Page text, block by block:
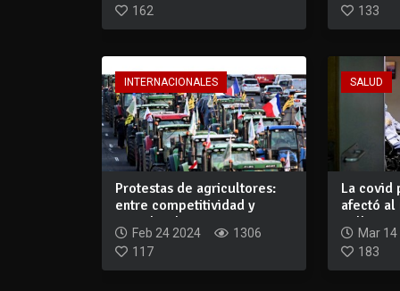
162
133
INTERNACIONALES
Protestas de agricultores:
entre competitividad y
cumplir el...
Feb 24 2024
1306
117
SALUD
La covid
afectó al
millones
Mar
183